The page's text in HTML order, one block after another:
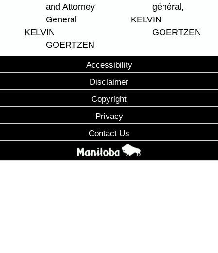
and Attorney
General
KELVIN
GOERTZEN
général,
KELVIN
GOERTZEN
Accessibility
Disclaimer
Copyright
Privacy
Contact Us